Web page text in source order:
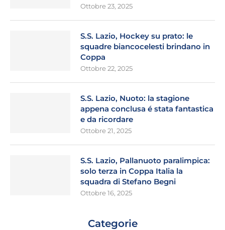
Ottobre 23, 2025
S.S. Lazio, Hockey su prato: le
squadre biancocelesti brindano in
Coppa
Ottobre 22, 2025
S.S. Lazio, Nuoto: la stagione
appena conclusa é stata fantastica
e da ricordare
Ottobre 21, 2025
S.S. Lazio, Pallanuoto paralimpica:
solo terza in Coppa Italia la
squadra di Stefano Begni
Ottobre 16, 2025
Categorie